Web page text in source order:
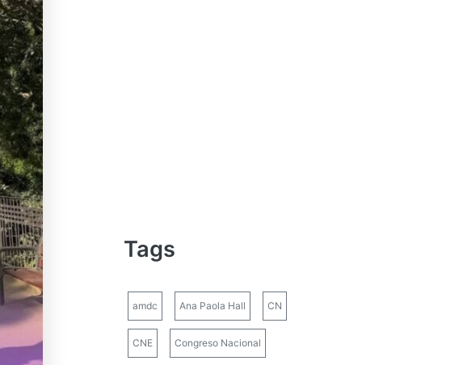
Tags
amdc Ana Paola Hall CN
CNE Congreso Nacional